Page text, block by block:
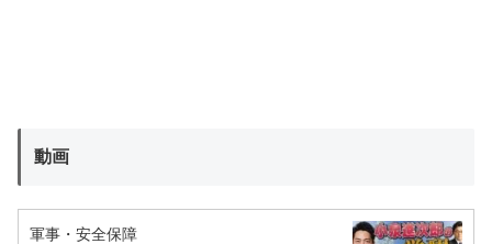
動画
軍事・安全保障